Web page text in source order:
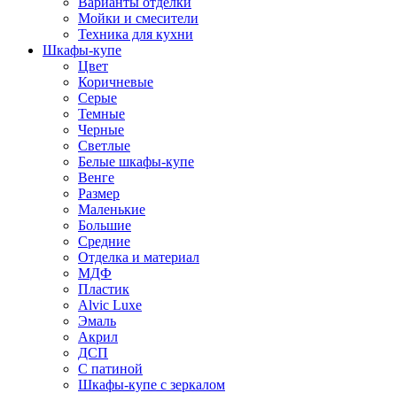
Мойки и смесители
Техника для кухни
Шкафы-купе
Цвет
Коричневые
Серые
Темные
Черные
Светлые
Белые шкафы-купе
Венге
Размер
Маленькие
Большие
Средние
Отделка и материал
МДФ
Пластик
Alvic Luxe
Эмаль
Акрил
ДСП
С патиной
Шкафы-купе с зеркалом